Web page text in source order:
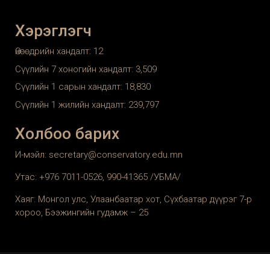
Хэрэглэгч
Өнөөдрийн хандалт: 12
Сүүлийн 7 хоногийн хандалт: 3,509
Сүүлийн 1 сарын хандалт: 18,830
Сүүлийн 1 жилийн хандалт: 239,797
Холбоо барих
И-мэйл: secretary@conservatory.edu.mn
Утас: +976 7011-0526, 990-41365 /УБМА/
Хаяг: Монгол улс, Улаанбаатар хот, Сүхбаатар дүүрэг 7-р
хороо, Бээжингийн гудамж – 25